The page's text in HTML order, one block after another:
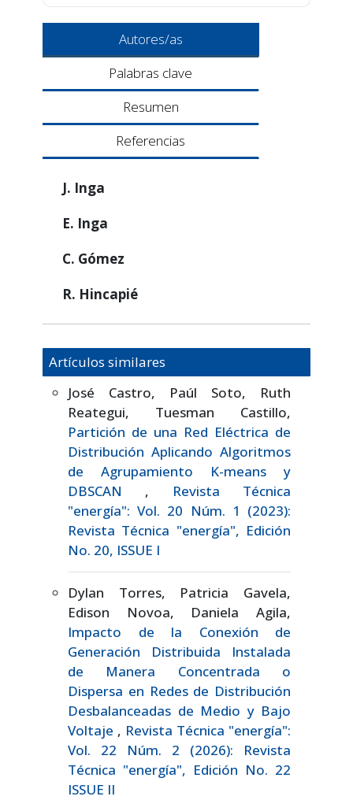
Autores/as
Palabras clave
Resumen
Referencias
J. Inga
E. Inga
C. Gómez
R. Hincapié
Artículos similares
José Castro, Paúl Soto, Ruth
Reategui, Tuesman Castillo,
Partición de una Red Eléctrica de
Distribución Aplicando Algoritmos
de Agrupamiento K-means y
DBSCAN ,
Revista Técnica
"energía": Vol. 20 Núm. 1 (2023):
Revista Técnica "energía", Edición
No. 20, ISSUE I
Dylan Torres, Patricia Gavela,
Edison Novoa, Daniela Agila,
Impacto de la Conexión de
Generación Distribuida Instalada
de Manera Concentrada o
Dispersa en Redes de Distribución
Desbalanceadas de Medio y Bajo
Voltaje , Revista Técnica "energía":
Vol. 22 Núm. 2 (2026): Revista
Técnica "energía", Edición No. 22
ISSUE II